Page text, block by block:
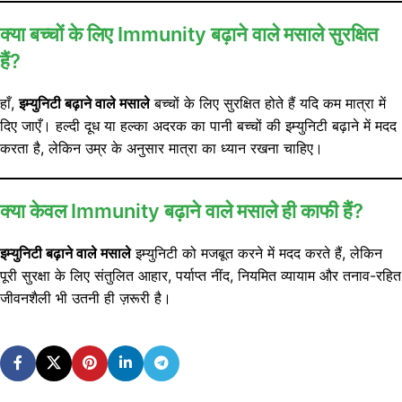
क्या बच्चों के लिए Immunity बढ़ाने वाले मसाले सुरक्षित
हैं?
हाँ,इम्युनिटी बढ़ाने वाले मसालेबच्चों के लिए सुरक्षित होते हैं यदि कम मात्रा में
दिए जाएँ। हल्दी दूध या हल्का अदरक का पानी बच्चों की इम्युनिटी बढ़ाने में मदद
करता है, लेकिन उम्र के अनुसार मात्रा का ध्यान रखना चाहिए।
क्या केवल Immunity बढ़ाने वाले मसाले ही काफी हैं?
इम्युनिटी बढ़ाने वाले मसालेइम्युनिटी को मजबूत करने में मदद करते हैं, लेकिन
पूरी सुरक्षा के लिए संतुलित आहार, पर्याप्त नींद, नियमित व्यायाम और तनाव-रहित
जीवनशैली भी उतनी ही ज़रूरी है।